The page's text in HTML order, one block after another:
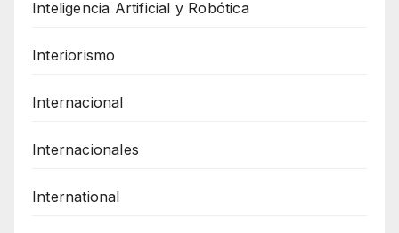
Inteligencia Artificial y Robótica
Interiorismo
Internacional
Internacionales
International